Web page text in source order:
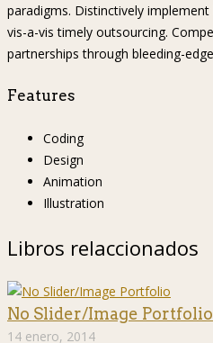
paradigms. Distinctively
vis-a-vis timely outsourcing.
partnerships through bleeding-
Features
Coding
Design
Animation
Illustration
Libros relaccionados
No Slider/Image Portfolio
14 enero, 2014